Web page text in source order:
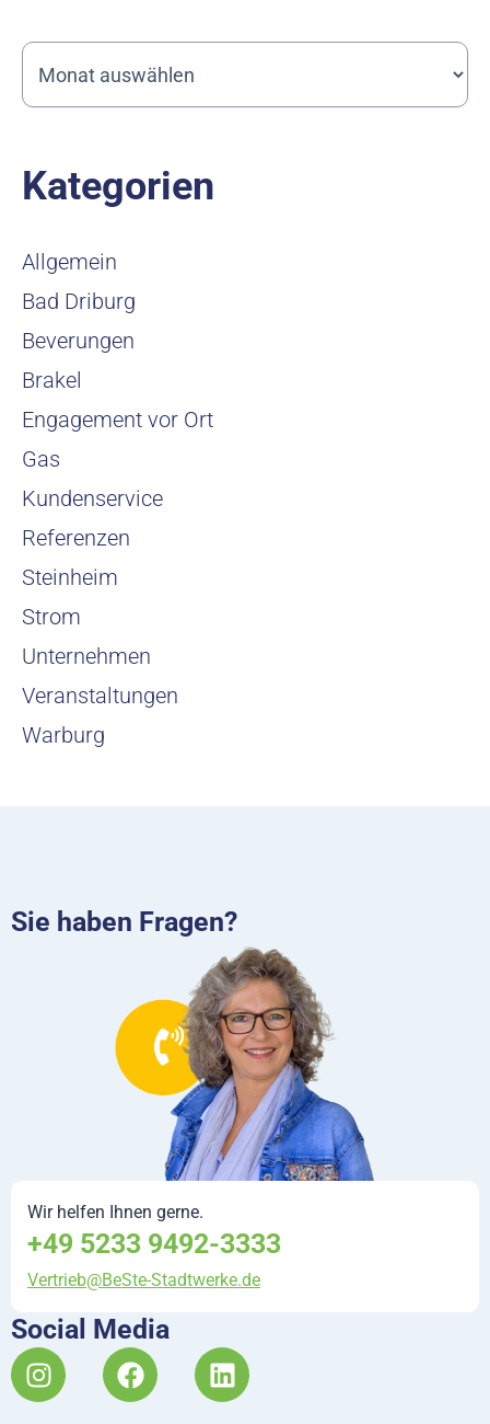
Kategorien
Allgemein
Bad Driburg
Beverungen
Brakel
Engagement vor Ort
Gas
Kundenservice
Referenzen
Steinheim
Strom
Unternehmen
Veranstaltungen
Warburg
Sie haben Fragen?
Wir helfen Ihnen gerne.
+49 5233 9492-3333
Vertrieb@BeSte-Stadtwerke.de
Social Media
I
n
F
a
L
i